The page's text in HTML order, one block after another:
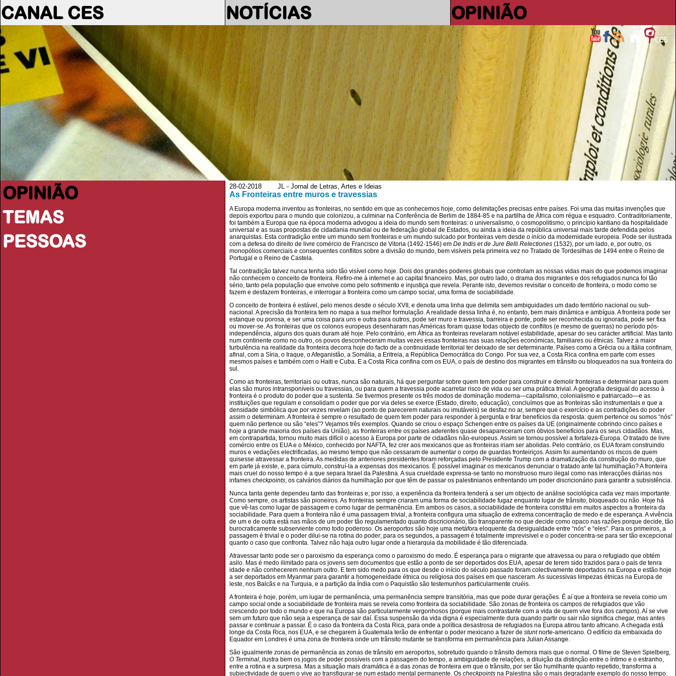
CANAL CES NOTÍCIAS OPINIÃO
OPINIÃO
TEMAS
PESSOAS
28-02-2018 JL - Jornal de Letras, Artes e Ideias
As Fronteiras entre muros e travessias
A Europa moderna inventou as fronteiras, no sentido em que as conhecemos hoje, como delimitações precisas entre países. Foi uma das muitas invenções que
depois exportou para o mundo que colonizou, a culminar na Conferência de Berlim de 1884-85 e na partilha de África com régua e esquadro. Contraditoriamente,
foi também a Europa que na época moderna advogou a ideia do mundo sem fronteiras: o universalismo, o cosmopolitismo, o princípio kantiano da hospitalidade
universal e as suas propostas de cidadania mundial ou de federação global de Estados, ou ainda a ideia da república universal mais tarde defendida pelos
anarquistas. Esta contradição entre um mundo sem fronteiras e um mundo sulcado por fronteiras vem desde o início da modernidade europeia. Pode ser ilustrada
com a defesa do direito de livre comércio de Francisco de Vitoria (1492-1546) em De Indis et de Jure Belli Relectiones (1532), por um lado, e, por outro, os
monopólios comerciais e consequentes conflitos sobre a divisão do mundo, bem visíveis pela primeira vez no Tratado de Tordesilhas de 1494 entre o Reino de
Portugal e o Reino de Castela.
Tal contradição talvez nunca tenha sido tão visível como hoje. Dois dos grandes poderes globais que controlam as nossas vidas mais do que podemos imaginar
não conhecem o conceito de fronteira. Refiro-me à internet e ao capital financeiro. Mas, por outro lado, o drama dos migrantes e dos refugiados nunca foi tão
sério, tanto pela população que envolve como pelo sofrimento e injustiça que revela. Perante isto, devemos revisitar o conceito de fronteira, o modo como se
fazem e desfazem fronteiras, e interrogar a fronteira como um campo social, uma forma de sociabilidade.
O conceito de fronteira é estável, pelo menos desde o século XVII, e denota uma linha que delimita sem ambiguidades um dado território nacional ou sub-
nacional. A precisão da fronteira tem no mapa a sua melhor formulação. A realidade dessa linha é, no entanto, bem mais dinâmica e ambígua. A fronteira pode ser
estanque ou porosa, e ser uma coisa para uns e outra para outros, pode ser muro e travessia, barreira e ponte, pode ser reconhecida ou ignorada, pode ser fixa
ou mover-se. As fronteiras que os colonos europeus desenharam nas Américas foram quase todas objecto de conflitos (e mesmo de guerras) no período pós-
independência, alguns dos quais duram até hoje. Pelo contrário, em África as fronteiras revelaram notável estabilidade, apesar do seu carácter artificial. Mas tanto
num continente como no outro, os povos desconheceram muitas vezes essas fronteiras nas suas relações económicas, familiares ou étnicas. Talvez a maior
turbulência na realidade da fronteira decorra hoje do facto de a continuidade territorial ter deixado de ser determinante. Países como a Grécia ou a Itália confinam,
afinal, com a Síria, o Iraque, o Afeganistão, a Somália, a Eritreia, a República Democrática do Congo. Por sua vez, a Costa Rica confina em parte com esses
mesmos países e também com o Haiti e Cuba. E a Costa Rica confina com os EUA, o país de destino dos migrantes em trânsito ou bloqueados na sua fronteira do
sul.
Como as fronteiras, territoriais ou outras, nunca são naturais, há que perguntar sobre quem tem poder para construir e demolir fronteiras e determinar para quem
elas são muros intransponíveis ou travessias, ou para quem a travessia pode acarretar risco de vida ou ser uma prática trivial. A geografia desigual do acesso à
fronteira é o produto do poder que a sustenta. Se tivermos presente os três modos de dominação moderna—capitalismo, colonialismo e patriarcado—e as
instituições que regulam e consolidam o poder que por via deles se exerce (Estado, direito, educação), concluímos que as fronteiras são instrumentais e que a
densidade simbólica que por vezes revelam (ao ponto de parecerem naturais ou imutáveis) se desfaz no ar, sempre que o exercício e as contradições do poder
assim o determinam. A fronteira é sempre o resultado de quem tem poder para responder à pergunta e tirar benefícios da resposta: quem pertence ou somos “nós”
quem não pertence ou são “eles”? Vejamos três exemplos. Quando se criou o espaço Schengen entre os países da UE (originalmente cobrindo cinco países e
hoje a grande maioria dos países da União), as fronteiras entre os países aderentes quase desapareceram com óbvios benefícios para os seus cidadãos. Mas,
em contrapartida, tornou muito mais difícil o acesso à Europa por parte de cidadãos não-europeus. Assim se tornou possível a fortaleza-Europa. O tratado de livre
comércio entre os EUA e o México, conhecido por NAFTA, fez crer aos mexicanos que as fronteiras iriam ser abolidas. Pelo contrário, os EUA foram construindo
muros e vedações electrificadas, ao mesmo tempo que não cessaram de aumentar o corpo de guardas fronteiriços. Assim foi aumentando os riscos de quem
quisesse atravessar a fronteira. As medidas de anteriores presidentes foram reforçadas pelo Presidente Trump com a dramatização da construção do muro, que
em parte já existe, e, para cúmulo, construí-la a expensas dos mexicanos. É possível imaginar os mexicanos denunciar o tratado ante tal humilhação? A fronteira
mais cruel do nosso tempo é a que separa Israel da Palestina. A sua crueldade expressa-se tanto no monstruoso muro ilegal como nas interacções diárias nos
infames checkpoints, os calvários diários da humilhação por que têm de passar os palestinianos enfrentando um poder discricionário para garantir a subsistência.
Nunca tanta gente dependeu tanto das fronteiras e, por isso, a experiência da fronteira tenderá a ser um objecto de análise sociológica cada vez mais importante.
Como sempre, os artistas são pioneiros. As fronteiras sempre criaram uma forma de sociabilidade fugaz enquanto lugar de trânsito, bloqueado ou não. Hoje há
que vê-las como lugar de passagem e como lugar de permanência. Em ambos os casos, a sociabilidade de fronteira constitui em muitos aspectos a fronteira da
sociabilidade. Para quem a fronteira não é uma passagem trivial, a fronteira configura uma situação de extrema concentração de medo e de esperança. A vivência
de um e de outra está nas mãos de um poder tão regulamentado quanto discricionário, tão transparente no que decide como opaco nas razões porque decide, tão
burocraticamente subserviente como todo poderoso. Os aeroportos são hoje uma metáfora eloquente da desigualdade entre “nós” e “eles”. Para os primeiros, a
passagem é trivial e o poder dilui-se na rotina do poder; para os segundos, a passagem é totalmente imprevisível e o poder concentra-se para ser tão excepcional
quanto o caso que confronta. Talvez não haja outro lugar onde a hierarquia da mobilidade é tão diferenciada.
Atravessar tanto pode ser o paroxismo da esperança como o paroxismo do medo. É esperança para o migrante que atravessa ou para o refugiado que obtém
asilo. Mas é medo ilimitado para os jovens sem documentos que estão a ponto de ser deportados dos EUA, apesar de terem sido trazidos para o país de tenra
idade e não conhecerem nenhum outro. E tem sido medo para os que desde o início do século passado foram colectivamente deportados na Europa e estão hoje
a ser deportados em Myanmar para garantir a homogeneidade étnica ou religiosa dos países em que nasceram. As sucessivas limpezas étnicas na Europa de
leste, nos Balcãs e na Turquia, e a partição da Índia com o Paquistão são testemunhos particularmente cruéis.
A fronteira é hoje, porém, um lugar de permanência, uma permanência sempre transitória, mas que pode durar gerações. É aí que a fronteira se revela como um
campo social onde a sociabilidade de fronteira mais se revela como fronteira da sociabilidade. São zonas de fronteira os campos de refugiados que vão
crescendo por todo o mundo e que na Europa são particularmente vergonhosos (porque mais contrastante com a vida de quem vive fora dos campos). Aí se vive
sem um futuro que não seja a esperança de sair daí. Essa suspensão da vida digna é especialmente dura quando partir ou sair não significa chegar, mas antes
passar e continuar a passar. É o caso da fronteira da Costa Rica, para onde a política desastrosa de refugiados na Europa atirou tanto africano. A chegada está
longe da Costa Rica, nos EUA, e se chegarem à Guatemala terão de enfrentar o poder mexicano a fazer de stuntnorte-americano. O edifício da embaixada do
Equador em Londres é uma zona de fronteira onde um trânsito mutante se transforma em permanência para Julian Assange.
São igualmente zonas de permanência as zonas de trânsito em aeroportos, sobretudo quando o trânsito demora mais que o normal. O filme de Steven Spielberg,
O Terminal, ilustra bem os jogos de poder possíveis com a passagem do tempo, a ambiguidade de relações, a diluição da distinção entre o íntimo e o estranho,
entre a rotina e a surpresa. Mas a situação mais dramática é a das zonas de fronteira em que o trânsito, por ser tão humilhante quanto repetido, transforma a
subjectividade de quem o vive ao transfigurar-se num estado mental permanente. Os checkpoints na Palestina são o mais degradante exemplo do nosso tempo.